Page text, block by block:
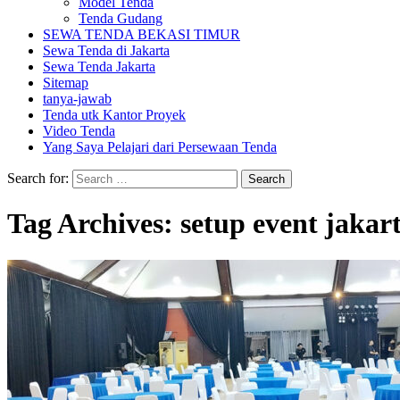
Tenda Gudang
SEWA TENDA BEKASI TIMUR
Sewa Tenda di Jakarta
Sewa Tenda Jakarta
Sitemap
tanya-jawab
Tenda utk Kantor Proyek
Video Tenda
Yang Saya Pelajari dari Persewaan Tenda
Search for:
Tag Archives: setup event